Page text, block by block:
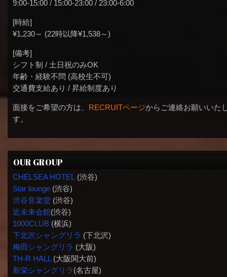
9:00-15:00 / 15:00-23:00 / 23:00-6:00
[時給]
¥1,230～ (22時以降¥1,538～)
[備考]
シフト制 / 土日祝のみOK
年齢・経験不問 (高校生不可)
交通費支給あり / 昇給制度あり
面接をご希望の方は、 RECRUITページからご連絡お願いいた
す。
OUR GROUP
CHELSEA HOTEL (渋谷)
Star lounge(渋谷)
渋谷音楽堂(渋谷)
近未来会館(渋谷)
1000CLUB(横浜)
下北沢シャングリラ (下北沢)
梅田シャングリラ (大阪)
TH-R HALL(大阪関大前)
新栄シャングリラ(名古屋)